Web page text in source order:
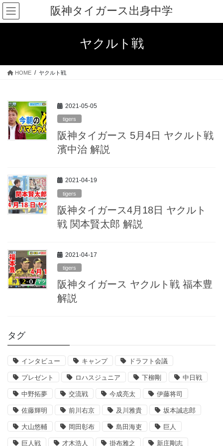
コ
ン
テ
ス
ナ
ビ
ゲ
ン
阪神タイガース出身中学
ヤクルト戦
HOME ヤクルト戦
2021-05-05
tigers
阪神タイガース 5月4日 ヤクルト戦
濱中治 解説
2021-04-19
tigers
阪神タイガース4月18日 ヤクルト
戦 関本賢太郎 解説
2021-04-17
tigers
阪神タイガース ヤクルト戦 福本豊
解説
タグ
インタビュー キャンプ ドラフト会議
プレゼント ロハスジュニア 下柳剛 中日戦
中野拓夢 交流戦 今成亮太 伊藤将司
佐藤輝明 前川右京 及川雅貴 坂本誠志郎
大山悠輔 岡田彰布 島田海吏 巨人
巨人戦 才木浩人 掛布雅之 新庄剛志